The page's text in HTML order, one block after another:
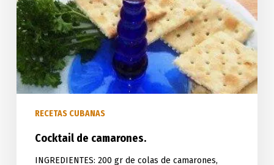
RECETAS CUBANAS
Cocktail de camarones.
INGREDIENTES: 200 gr de colas de camarones,